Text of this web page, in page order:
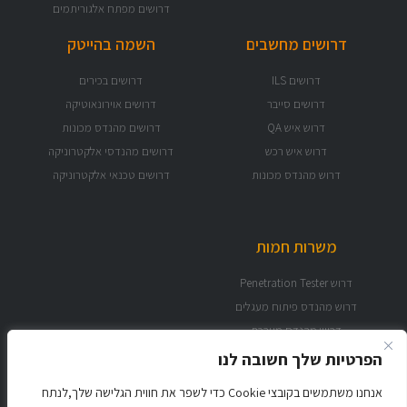
הפרטיות שלך חשובה לנו
אנחנו משתמשים בקובצי Cookie כדי לשפר את חווית הגלישה שלך,לנתח
דרושים מפתח אלגוריתמים
דרושים מחשבים
דרושים ILS
דרושים סייבר
דרוש איש QA
דרוש איש רכש
דרוש מהנדס מכונות
השמה בהייטק
דרושים בכירים
דרושים אוירונאוטיקה
דרושים מהנדס מכונות
דרושים מהנדסי אלקטרוניקה
דרושים טכנאי אלקטרוניקה
משרות חמות
דרוש Penetration Tester
דרוש מהנדס פיתוח מעגלים
דרוש מהנדס מערכת
דרוש מהנדס אוירונאוטיקה